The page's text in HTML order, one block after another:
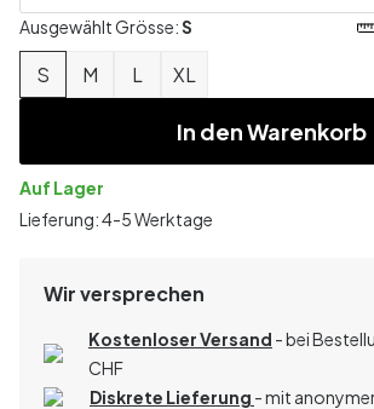
Ausgewählt Grösse:S
S M L XL
In den Warenkorb
Auf Lager
Lieferung: 4-5 Werktage
Wir versprechen
Kostenloser Versand - bei
CHF
Diskrete Lieferung - mit